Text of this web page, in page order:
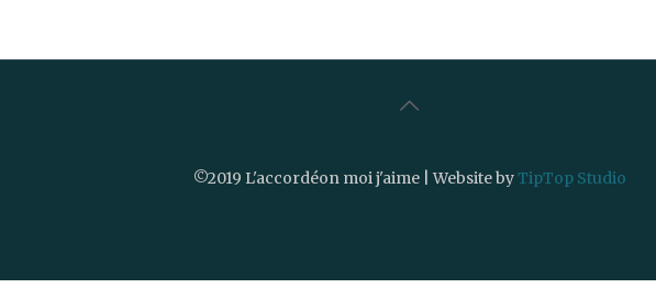
©2019 L'accordéon moi j'aime | Website byTipTop Studio